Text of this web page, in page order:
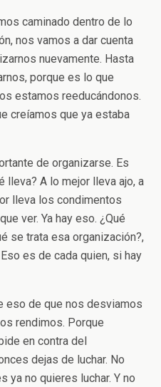
caminado dentro de lo
nos vamos a dar cuenta
nuevamente. Hasta
porque es lo que
estamos reeducándonos.
creíamos que ya estaba
de organizarse. Es
lleva? A lo mejor lleva ajo, a
lleva los condimentos
ver. Ya hay eso. ¿Qué
se trata esa organización?,
es de cada quien, si hay
eso de que nos desviamos
rendimos. Porque
en contra del
dejas de luchar. No
ya no quieres luchar. Y no